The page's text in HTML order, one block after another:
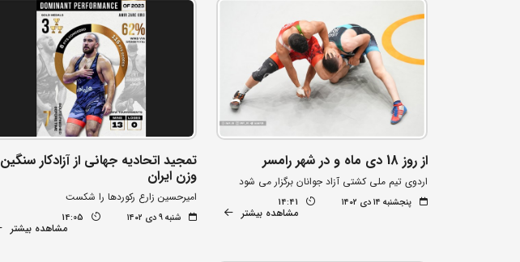
از روز 18 دی ماه و در شهر رامسر
اردوی تیم ملی کشتی آزاد جوانان برگزار می شود
پنجشنبه ۱۴ دی ۱۴۰۲ 14:41
مشاهده بیشتر
تمجید اتحادیه جهانی از آزادکار سنگین
وزن ایران
امیرحسین زارع رکوردها را شکست
شنبه ۹ دی ۱۴۰۲ 14:05
مشاهده بیشتر